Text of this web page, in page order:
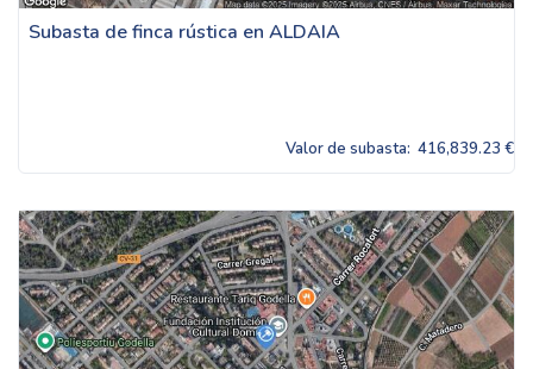
Subasta de finca rústica en ALDAIA
Valor de subasta: 416,839.23 €